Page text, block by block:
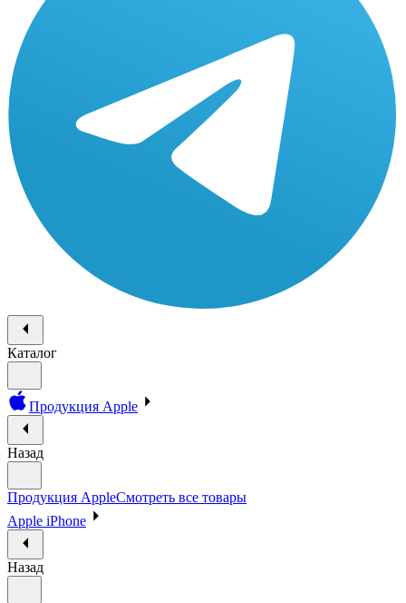
Каталог
Продукция Apple
Назад
Продукция AppleСмотреть все товары
Apple iPhone
Назад